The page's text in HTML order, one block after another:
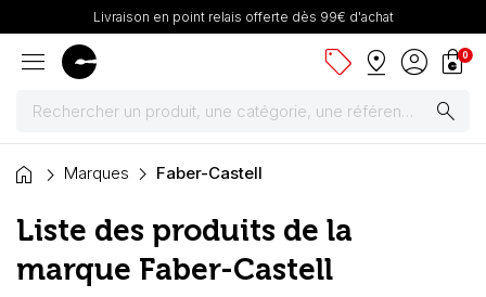
Livraison en point relais offerte dès 99€ d'achat
menu sell pin_drop account_circle shopping_bag
0
search
Peintures
Pinceaux & fournitures
Châssis, toiles & chevalets
home Marques Faber-Castell
Liste des produits de la
marque Faber-Castell